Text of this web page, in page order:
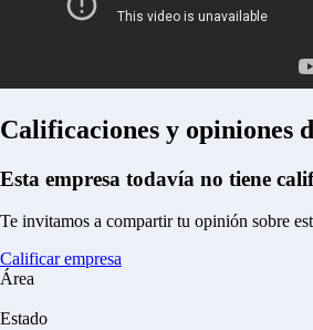
Calificaciones y opiniones
Esta empresa todavía no tiene
Te invitamos a compartir tu opinión sobre
Calificar empresa
Área
Estado